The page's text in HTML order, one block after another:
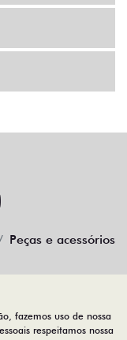
Peças e acessórios
fazemos uso de nossa
respeitamos nossa